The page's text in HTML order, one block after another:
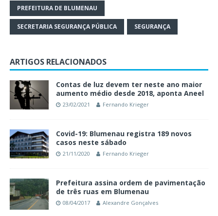
PREFEITURA DE BLUMENAU
SECRETARIA SEGURANÇA PÚBLICA SEGURANÇA
ARTIGOS RELACIONADOS
Contas de luz devem ter neste ano maior
aumento médio desde 2018, aponta Aneel
23/02/2021 Fernando Krieger
Covid-19: Blumenau registra 189 novos
casos neste sábado
21/11/2020 Fernando Krieger
Prefeitura assina ordem de pavimentação
de três ruas em Blumenau
08/04/2017 Alexandre Gonçalves